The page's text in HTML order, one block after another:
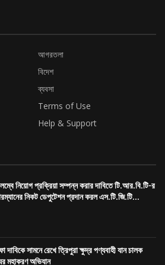
নিয়োগ প্রক্রিয়া সম্পন্ন করার দাবিতে টি.আর.বি.টি-র
নিকট ডেপুটেশন প্রদান করল এস.টি.জি.টি...
দাবিকে সামনে রেখে ত্রিপুরা ক্ষুদ্র পণ্যবাহী যান চালক
মহাকরণ অভিযান
প্রতিষ্ঠা দিবস উপলক্ষ্যে শিবনগর মর্ডান ক্লাব ও আমরা
দলের বৃক্ষ...